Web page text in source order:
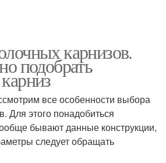
карнизов.
подобрать
все особенности выбора
Для этого понадобиться
бывают данные конструкции,
следует обращать